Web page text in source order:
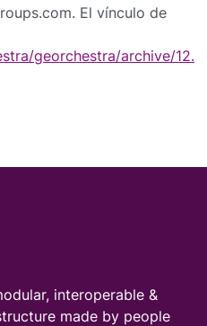
El vínculo de
georchestra/archive/12.
interoperable &
made by people